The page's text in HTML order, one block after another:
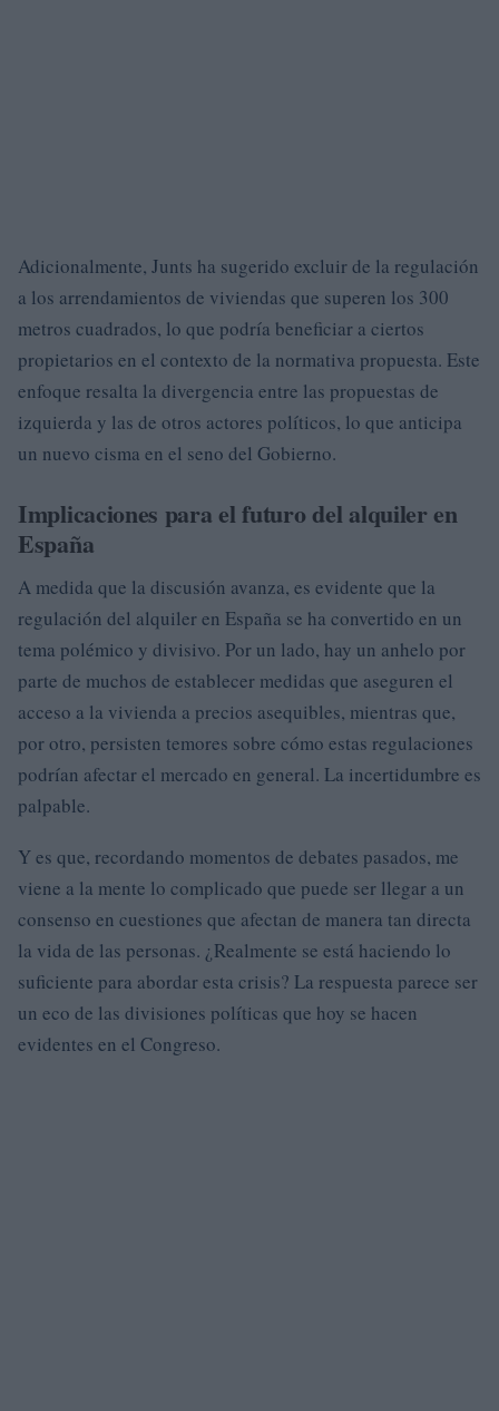
Adicionalmente, Junts ha sugerido excluir de la regulación
a los arrendamientos de viviendas que superen los 300
metros cuadrados, lo que podría beneficiar a ciertos
propietarios en el contexto de la normativa propuesta. Este
enfoque resalta la divergencia entre las propuestas de
izquierda y las de otros actores políticos, lo que anticipa
un nuevo cisma en el seno del Gobierno.
Implicaciones para el futuro del alquiler en
España
A medida que la discusión avanza, es evidente que la
regulación del alquiler en España se ha convertido en un
tema polémico y divisivo. Por un lado, hay un anhelo por
parte de muchos de establecer medidas que aseguren el
acceso a la vivienda a precios asequibles, mientras que,
por otro, persisten temores sobre cómo estas regulaciones
podrían afectar el mercado en general. La incertidumbre es
palpable.
Y es que, recordando momentos de debates pasados, me
viene a la mente lo complicado que puede ser llegar a un
consenso en cuestiones que afectan de manera tan directa
la vida de las personas. ¿Realmente se está haciendo lo
suficiente para abordar esta crisis? La respuesta parece ser
un eco de las divisiones políticas que hoy se hacen
evidentes en el Congreso.